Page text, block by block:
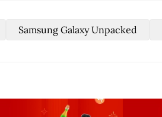
Samsung Galaxy Unpacked